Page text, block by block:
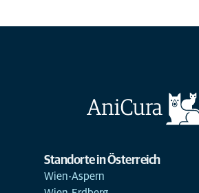
Standorte in Österreich
Wien-Aspern